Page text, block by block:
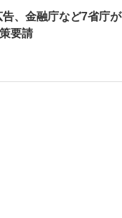
、金融庁など7省庁が
要請